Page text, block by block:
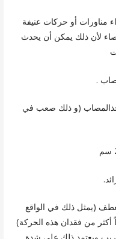
أو حركات عنيفة
لأن ذلك يمكن أن يحدث
.
(و ذلك صعب في
(يمثل ذلك في الواقع
أكثر من فقدان هذه الحركة)